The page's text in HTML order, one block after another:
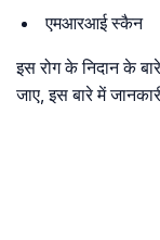
एमआरआई स्कैन
इस रोग के निदान के
जाए, इस बारे में